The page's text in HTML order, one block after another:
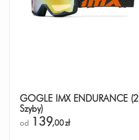
GOGLE IMX ENDURANCE (2
Szyby)
od 139,00zł